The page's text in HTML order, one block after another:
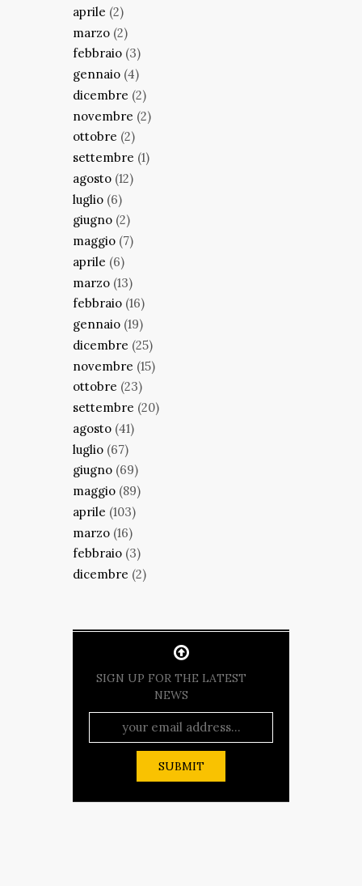
aprile (2)
marzo (2)
febbraio (3)
gennaio (4)
dicembre (2)
novembre (2)
ottobre (2)
settembre (1)
agosto (12)
luglio (6)
giugno (2)
maggio (7)
aprile (6)
marzo (13)
febbraio (16)
gennaio (19)
dicembre (25)
novembre (15)
ottobre (23)
settembre (20)
agosto (41)
luglio (67)
giugno (69)
maggio (89)
aprile (103)
marzo (16)
febbraio (3)
dicembre (2)
SIGN UP FOR THE LATEST
NEWS